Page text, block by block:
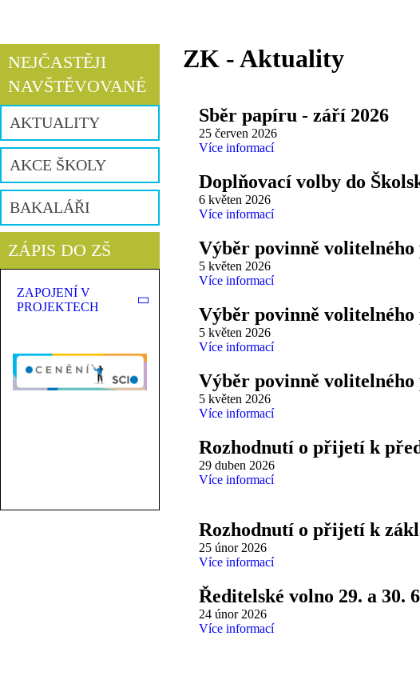
NEJČASTĚJI
NAVŠTĚVOVANÉ
AKTUALITY
AKCE ŠKOLY
BAKALÁŘI
ZÁPIS DO ZŠ
ZAPOJENÍ V
PROJEKTECH
ZK - Aktuality
Sběr papíru - září 2026
25 červen 2026
Více informací
Doplňovací volby do
6 květen 2026
Více informací
Výběr povinně
5 květen 2026
Více informací
Výběr povinně
5 květen 2026
Více informací
Výběr povinně
5 květen 2026
Více informací
Rozhodnutí o přijetí k
29 duben 2026
Více informací
Rozhodnutí o přijetí k
25 únor 2026
Více informací
Ředitelské volno 29. a 30.
24 únor 2026
Více informací